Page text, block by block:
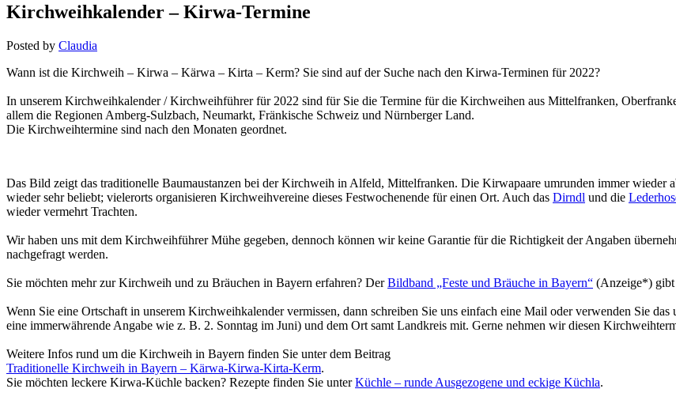
Kirchweihkalender – Kirwa-Termine
Posted by Claudia
Wann ist die Kirchweih – Kirwa – Kärwa – Kirta – Kerm? Sie sind auf der Suche nach den Kirwa-Terminen für 2022?
In unserem Kirchweihkalender / Kirchweihführer für 2022 sind für Sie die Termine für die Kirchweihen aus Mittelfranken,
allem die Regionen Amberg-Sulzbach, Neumarkt, Fränkische Schweiz und Nürnberger Land.
Die Kirchweihtermine sind nach den Monaten geordnet.
Das Bild zeigt das traditionelle Baumaustanzen bei der Kirchweih in Alfeld, Mittelfranken. Die Kirwapaare umrunden immer
wieder sehr beliebt; vielerorts organisieren Kirchweihvereine dieses Festwochenende für einen Ort. Auch das Dirndl und die
wieder vermehrt Trachten.
Wir haben uns mit dem Kirchweihführer Mühe gegeben, dennoch können wir keine Garantie für die Richtigkeit der Angaben
nachgefragt werden.
Sie möchten mehr zur Kirchweih und zu Bräuchen in Bayern erfahren? DerBildband „Feste und Bräuche in Bayern“ (Anzeige*) gibt
Wenn Sie eine Ortschaft in unserem Kirchweihkalender vermissen, dann schreiben Sie uns einfach eine Mail oder verwenden Sie
eine immerwährende Angabe wie z. B. 2. Sonntag im Juni) und dem Ort samt Landkreis mit. Gerne nehmen wir diesen
Weitere Infos rund um die Kirchweih in Bayern finden Sie unter dem Beitrag
Traditionelle Kirchweih in Bayern – Kärwa-Kirwa-Kirta-Kerm.
Sie möchten leckere Kirwa-Küchle backen? Rezepte finden Sie unterKüchle – runde Ausgezogene und eckige Küchla.